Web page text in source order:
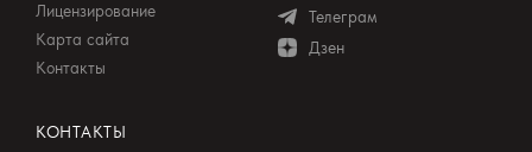
Лицензирование
Карта сайта
Контакты
Телеграм
Дзен
КОНТАКТЫ